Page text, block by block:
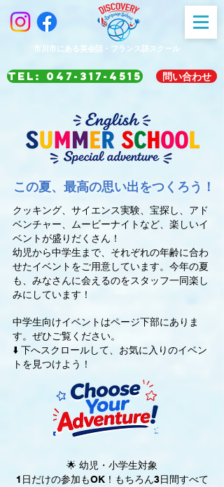
市川市にある英会話・フランス語スクール
TEL: 047-317-4515 問い合わせ
この夏、最高の思い出をつくろう！
クッキング、サイエンス実験、宝探し、アド
ベンチャー、ムービーナイトなど、楽しいイ
ベントが盛りだくさん！
幼児から中学生まで、それぞれの年齢に合わ
せたイベントをご用意しています。今年の夏
も、みなさんに会えるのをスタッフ一同楽し
みにしています！
中学生向けイベントはページ下部にありま
す。 ぜひご覧ください。
⬇️ 下へスクロールして、お気に入りのイベン
トを見つけよう！
🌟 幼児・小学生対象
1日だけの参加もOK！もちろん3日間すべて